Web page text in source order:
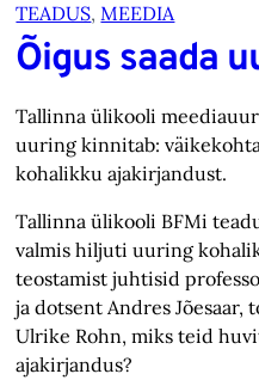
TEADUS, MEEDIA
Õigus saada
Tallinna ülikooli
uuring kinnitab:
kohalikku ajakirjandust.
Tallinna ülikooli BFMi
valmis hiljuti uuring
teostamist juhtisid
ja dotsent Andres Jõesaar,
Ulrike Rohn, miks teid
ajakirjandus?